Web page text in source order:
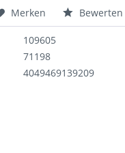
Merken Bewerten
109605
71198
4049469139209